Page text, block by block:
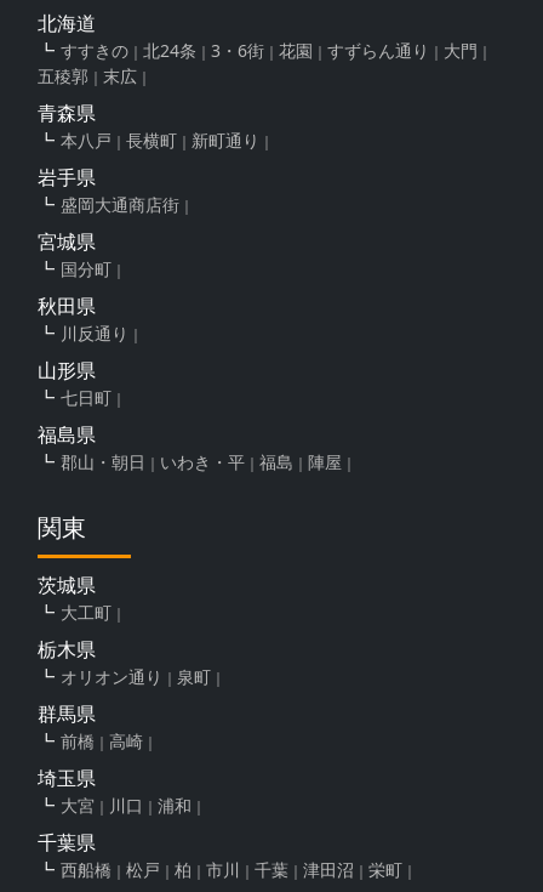
北海道
すすきの 北24条 3・6街 花園 すずらん通り
大門
五稜郭
末広
青森県
本八戸 長横町 新町通り
岩手県
盛岡大通商店街
宮城県
国分町
秋田県
川反通り
山形県
七日町
福島県
郡山・朝日 いわき・平 福島 陣屋
関東
茨城県
大工町
栃木県
オリオン通り 泉町
群馬県
前橋 高崎
埼玉県
大宮 川口 浦和
千葉県
西船橋 松戸 柏 市川 千葉 津田沼 栄町